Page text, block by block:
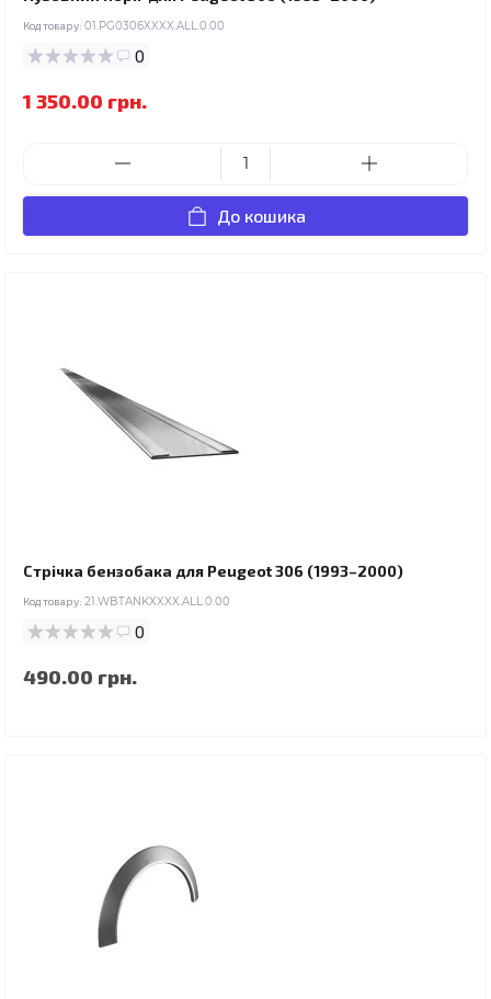
Код товару: 01.PG0306XXXX.ALL.0.00
0
1 350.00 грн.
До кошика
Стрічка бензобака для Peugeot 306 (1993–2000)
Код товару: 21.WBTANKXXXX.ALL.0.00
0
490.00 грн.